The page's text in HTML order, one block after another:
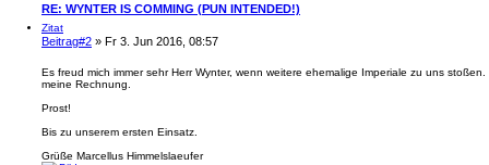
RE: WYNTER IS COMMING (PUN INTENDED!)
Zitat
Beitrag#2 » Fr 3. Jun 2016, 08:57
Es freud mich immer sehr Herr Wynter, wenn weitere ehemalige Imperiale zu uns
meine Rechnung.
Prost!
Bis zu unserem ersten Einsatz.
Grüße Marcellus Himmelslaeufer